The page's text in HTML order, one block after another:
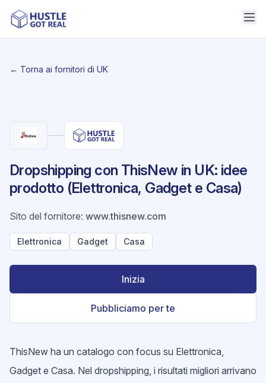
← Torna ai fornitori di UK
Dropshipping con ThisNew in UK: idee
prodotto (Elettronica, Gadget e Casa)
Sito del fornitore: www.thisnew.com
Elettronica Gadget Casa
Inizia
Pubbliciamo per te
ThisNew ha un catalogo con focus su Elettronica,
Gadget e Casa. Nel dropshipping, i risultati migliori arrivano